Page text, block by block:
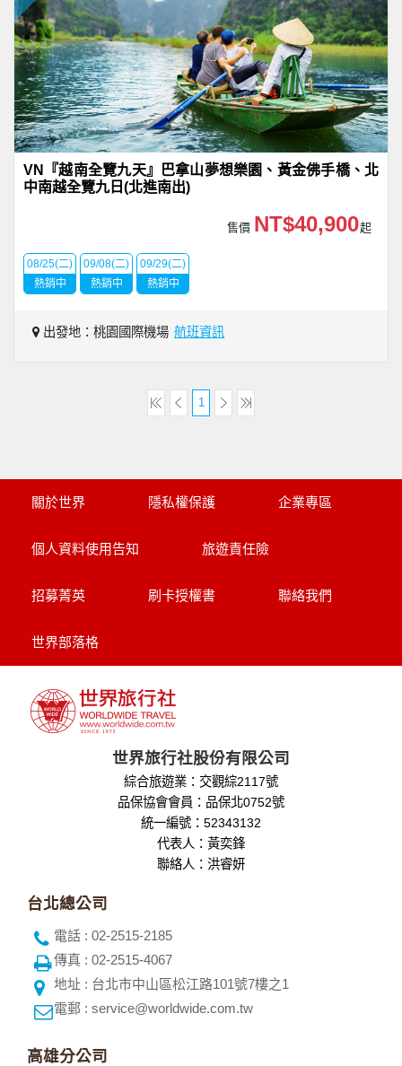
VN『越南全覽九天』巴拿山夢想樂園、黃金佛手橋、北
中南越全覽九日(北進南出)
售價 NT$40,900起
08/25(二)
熱銷中
09/08(二)
熱銷中
09/29(二)
熱銷中
出發地：桃園國際機場 航班資訊
1
關於世界 隱私權保護 企業專區
個人資料使用告知 旅遊責任險
招募菁英 刷卡授權書 聯絡我們
世界部落格
世界旅行社股份有限公司
綜合旅遊業：交觀綜2117號
品保協會會員：品保北0752號
統一編號：52343132
代表人：黃奕鋒
聯絡人：洪睿妍
台北總公司
電話 : 02-2515-2185
傳真 : 02-2515-4067
地址 : 台北市中山區松江路101號7樓之1
電郵 : service@worldwide.com.tw
高雄分公司